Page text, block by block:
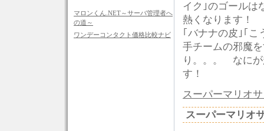
イク｣のゴールは
熱くなります！
｢バナナの皮｣｢こ
手チームの邪魔
り。。。 なにが
す！
スーパーマリオ
スーパーマリオ
マロンくん.NET～サーバ管理者へ
の道～
ワンデーコンタクト価格比較ナビ